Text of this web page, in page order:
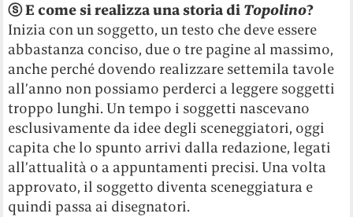
ⓢ E come si realizza una storia di Topolino?
Inizia con un soggetto, un testo che deve essere
abbastanza conciso, due o tre pagine al massimo,
anche perché dovendo realizzare settemila tavole
all’anno non possiamo perderci a leggere soggetti
troppo lunghi. Un tempo i soggetti nascevano
esclusivamente da idee degli sceneggiatori, oggi
capita che lo spunto arrivi dalla redazione, legati
all’attualità o a appuntamenti precisi. Una volta
approvato, il soggetto diventa sceneggiatura e
quindi passa ai disegnatori.